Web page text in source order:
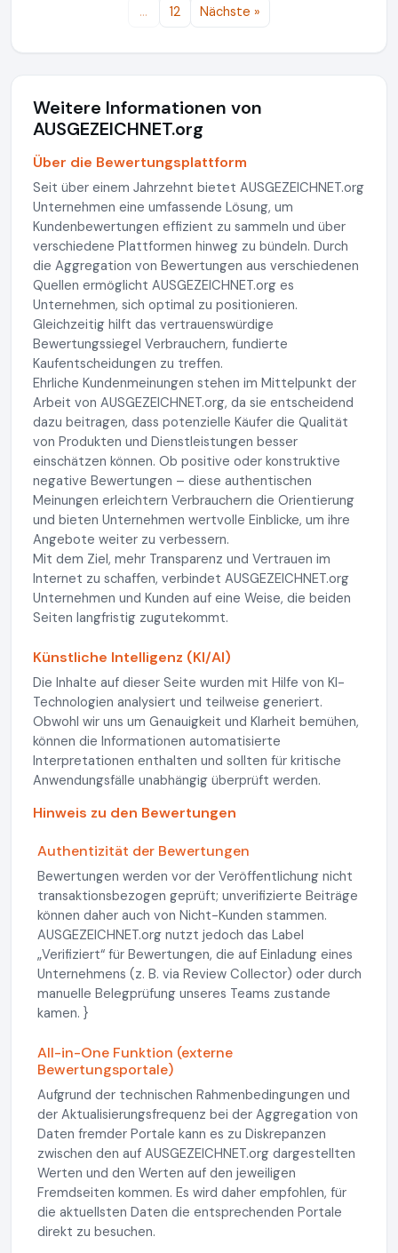
…
12 Nächste »
Weitere Informationen von
AUSGEZEICHNET.org
Über die Bewertungsplattform
Seit über einem Jahrzehnt bietet AUSGEZEICHNET.org
Unternehmen eine umfassende Lösung, um
Kundenbewertungen effizient zu sammeln und über
verschiedene Plattformen hinweg zu bündeln. Durch
die Aggregation von Bewertungen aus verschiedenen
Quellen ermöglicht AUSGEZEICHNET.org es
Unternehmen, sich optimal zu positionieren.
Gleichzeitig hilft das vertrauenswürdige
Bewertungssiegel Verbrauchern, fundierte
Kaufentscheidungen zu treffen.
Ehrliche Kundenmeinungen stehen im Mittelpunkt der
Arbeit von AUSGEZEICHNET.org, da sie entscheidend
dazu beitragen, dass potenzielle Käufer die Qualität
von Produkten und Dienstleistungen besser
einschätzen können. Ob positive oder konstruktive
negative Bewertungen – diese authentischen
Meinungen erleichtern Verbrauchern die Orientierung
und bieten Unternehmen wertvolle Einblicke, um ihre
Angebote weiter zu verbessern.
Mit dem Ziel, mehr Transparenz und Vertrauen im
Internet zu schaffen, verbindet AUSGEZEICHNET.org
Unternehmen und Kunden auf eine Weise, die beiden
Seiten langfristig zugutekommt.
Künstliche Intelligenz (KI/AI)
Die Inhalte auf dieser Seite wurden mit Hilfe von KI-
Technologien analysiert und teilweise generiert.
Obwohl wir uns um Genauigkeit und Klarheit bemühen,
können die Informationen automatisierte
Interpretationen enthalten und sollten für kritische
Anwendungsfälle unabhängig überprüft werden.
Hinweis zu den Bewertungen
Authentizität der Bewertungen
Bewertungen werden vor der Veröffentlichung nicht
transaktionsbezogen geprüft; unverifizierte Beiträge
können daher auch von Nicht-Kunden stammen.
AUSGEZEICHNET.org nutzt jedoch das Label
„Verifiziert“ für Bewertungen, die auf Einladung eines
Unternehmens (z. B. via Review Collector) oder durch
manuelle Belegprüfung unseres Teams zustande
kamen. }
All-in-One Funktion (externe
Bewertungsportale)
Aufgrund der technischen Rahmenbedingungen und
der Aktualisierungsfrequenz bei der Aggregation von
Daten fremder Portale kann es zu Diskrepanzen
zwischen den auf AUSGEZEICHNET.org dargestellten
Werten und den Werten auf den jeweiligen
Fremdseiten kommen. Es wird daher empfohlen, für
die aktuellsten Daten die entsprechenden Portale
direkt zu besuchen.